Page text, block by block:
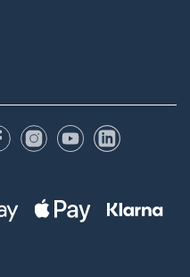
FacebookInstagram
YouTubeLinkedIn